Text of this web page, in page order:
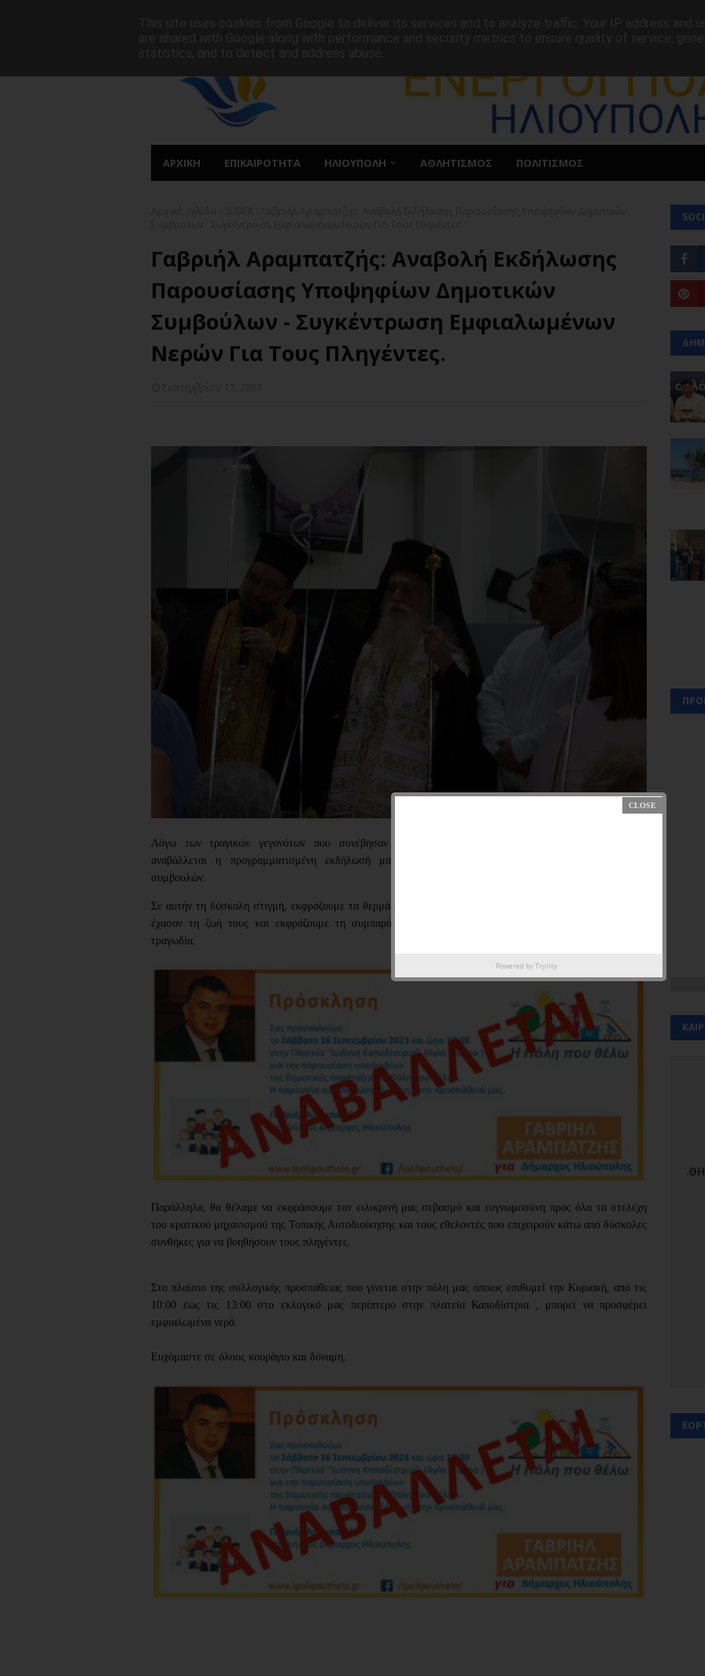
ΑΡΧΙΚΗ ΕΠΙΚΑΙΡΟΤΗΤΑ ΗΛΙΟΥΠΟΛΗ ΑΘΛΗΤΙΣΜΟΣ ΠΟΛΙΤΙΣΜΟΣ
Γαβριήλ Αραμπατζής: Αναβολή Εκδήλωσης
Παρουσίασης Υποψηφίων Δημοτικών
Συμβούλων - Συγκέντρωση Εμφιαλωμένων
Νερών Για Τους Πληγέντες.
Λόγω των τραγικών γεγονότων που συνέβησαν στη Θεσσαλία εξαιτίας της κακοκαιρίας "Daniel,"
αναβάλλεται η προγραμματισμένη εκδήλωσή μας για την παρουσίαση των υποψηφίων δημοτικών
συμβουλών.
Σε αυτήν τη δύσκολη στιγμή, εκφράζουμε τα θερμά μας συλλυπητήρια στις οικογένειες των ανθρώπων που
έχασαν τη ζωή τους και εκφράζουμε τη συμπαράστασή μας σε όλους τους πληγέντες από αυτήν την
τραγωδία.
Παράλληλα, θα θέλαμε να εκφράσουμε τον ειλικρινή μας σεβασμό και ευγνωμοσύνη προς όλα τα στελέχη
του κρατικού μηχανισμού της Τοπικής Αυτοδιοίκησης και τους εθελοντές που επιχειρούν κάτω από δύσκολες
συνθήκες για να βοηθήσουν τους πληγέντες.
Στο πλαίσιο της συλλογικής προσπάθειας που γίνεται στην πόλη μας όποιος επιθυμεί την Κυριακή, από τις
10:00 έως τις 13:00 στο εκλογικό μας περίπτερο στην πλατεία Καποδίστρια , μπορεί να προσφέρει
εμφιαλωμένα νερά.
Ευχόμαστε σε όλους κουράγιο και δύναμη.
Powered byTrylity